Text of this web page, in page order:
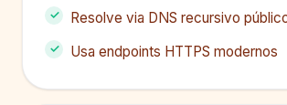
Resolve via DNS recursivo
Usa endpoints HTTPS modernos